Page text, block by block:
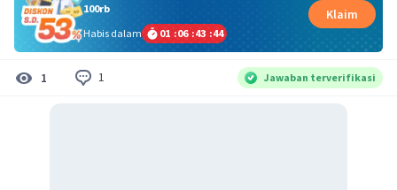
100rb
Habis dalam
01 :06 :43 :44
Klaim
1 1 Jawaban terverifikasi